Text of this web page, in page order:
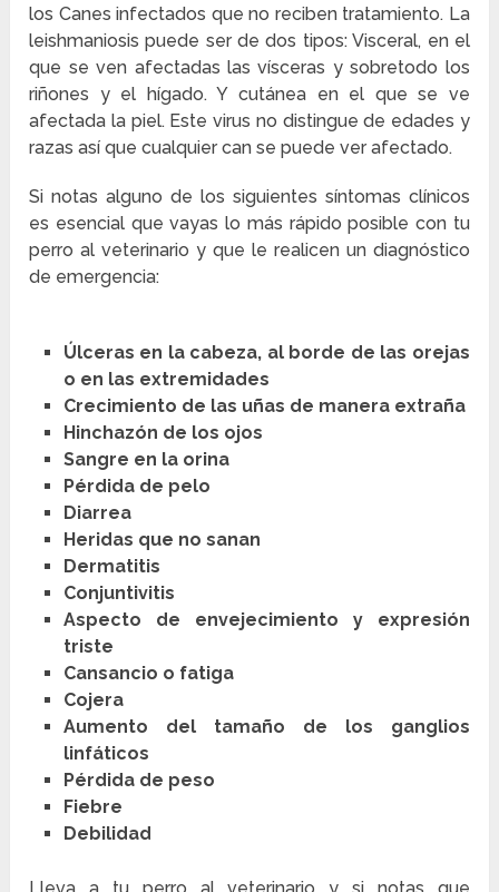
los Canes infectados que no reciben tratamiento. La
leishmaniosis puede ser de dos tipos: Visceral, en el
que se ven afectadas las vísceras y sobretodo los
riñones y el hígado. Y cutánea en el que se ve
afectada la piel. Este virus no distingue de edades y
razas así que cualquier can se puede ver afectado.
Si notas alguno de los siguientes síntomas clínicos
es esencial que vayas lo más rápido posible con tu
perro al veterinario y que le realicen un diagnóstico
de emergencia:
Úlceras en la cabeza, al borde de las orejas
o en las extremidades
Crecimiento de las uñas de manera extraña
Hinchazón de los ojos
Sangre en la orina
Pérdida de pelo
Diarrea
Heridas que no sanan
Dermatitis
Conjuntivitis
Aspecto de envejecimiento y expresión
triste
Cansancio o fatiga
Cojera
Aumento del tamaño de los ganglios
linfáticos
Pérdida de peso
Fiebre
Debilidad